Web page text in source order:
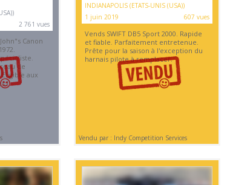
2 761 vues
Canon
de
aux
!
INDIANAPOLIS (ETATS-UNIS (USA))
1 juin 2019
607 vues
Vends SWIFT DB5 Sport 2000. Rapide
et fiable. Parfaitement entretenue.
Prête pour la saison à l'exception du
harnais pilote à remplacer.
Vendu par : Indy Competition Services